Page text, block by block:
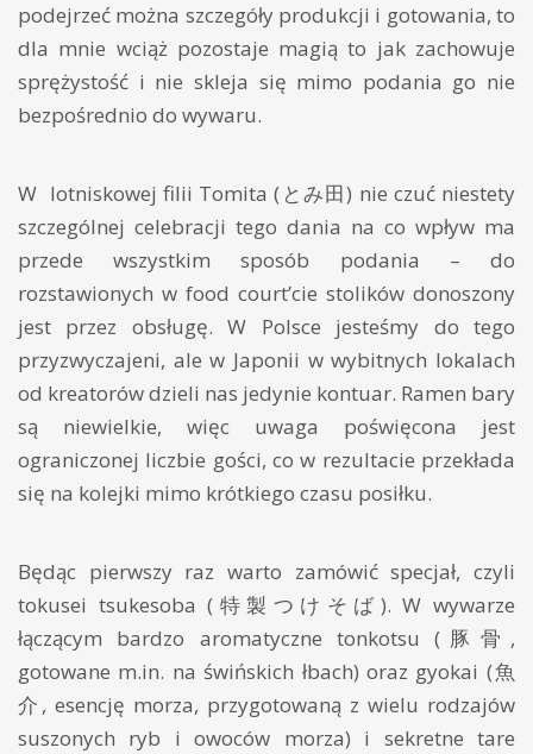
podejrzeć można szczegóły produkcji i gotowania, to
dla mnie wciąż pozostaje magią to jak zachowuje
sprężystość i nie skleja się mimo podania go nie
bezpośrednio do wywaru.
W lotniskowej filii Tomita (とみ田) nie czuć niestety
szczególnej celebracji tego dania na co wpływ ma
przede wszystkim sposób podania – do
rozstawionych w food court’cie stolików donoszony
jest przez obsługę. W Polsce jesteśmy do tego
przyzwyczajeni, ale w Japonii w wybitnych lokalach
od kreatorów dzieli nas jedynie kontuar. Ramen bary
są niewielkie, więc uwaga poświęcona jest
ograniczonej liczbie gości, co w rezultacie przekłada
się na kolejki mimo krótkiego czasu posiłku.
Będąc pierwszy raz warto zamówić specjał, czyli
tokusei tsukesoba (特製つけそば). W wywarze
łączącym bardzo aromatyczne tonkotsu (豚骨,
gotowane m.in. na świńskich łbach) oraz gyokai (魚
介, esencję morza, przygotowaną z wielu rodzajów
suszonych ryb i owoców morza) i sekretne tare